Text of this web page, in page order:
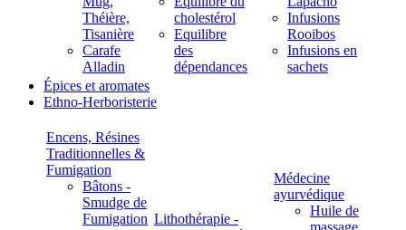
Théière,
Tisanière
Carafe
Alladin
cholestérol
Equilibre
des
dépendances
Infusions
Rooibos
Infusions en
sachets
Épices et aromates
Ethno-Herboristerie
Encens, Résines
Traditionnelles &
Fumigation
Bâtons -
Smudge de
Fumigation Lithothérapie -
Médecine
ayurvédique
Huile de